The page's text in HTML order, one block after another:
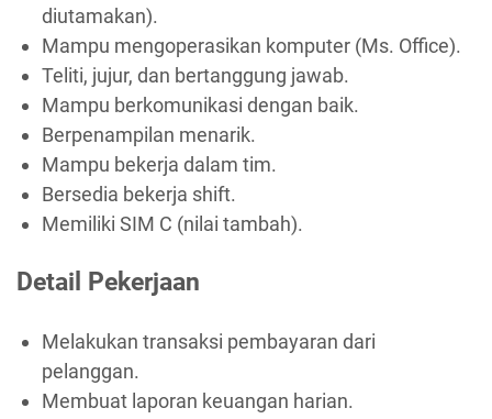
diutamakan).
Mampu mengoperasikan komputer (Ms. Office).
Teliti, jujur, dan bertanggung jawab.
Mampu berkomunikasi dengan baik.
Berpenampilan menarik.
Mampu bekerja dalam tim.
Bersedia bekerja shift.
Memiliki SIM C (nilai tambah).
Detail Pekerjaan
Melakukan transaksi pembayaran dari
pelanggan.
Membuat laporan keuangan harian.